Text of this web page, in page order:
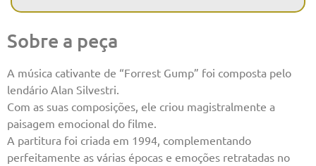
Sobre a peça
A música cativante de “Forrest Gump” foi composta pelo
lendário Alan Silvestri.
Com as suas composições, ele criou magistralmente a
paisagem emocional do filme.
A partitura foi criada em 1994, complementando
perfeitamente as várias épocas e emoções retratadas no